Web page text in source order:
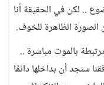
.. لكن في الحقيقة أنا
الظاهرة للخوف.
بالموت مباشرة ..
سنجد أن بداخلها دائمًا